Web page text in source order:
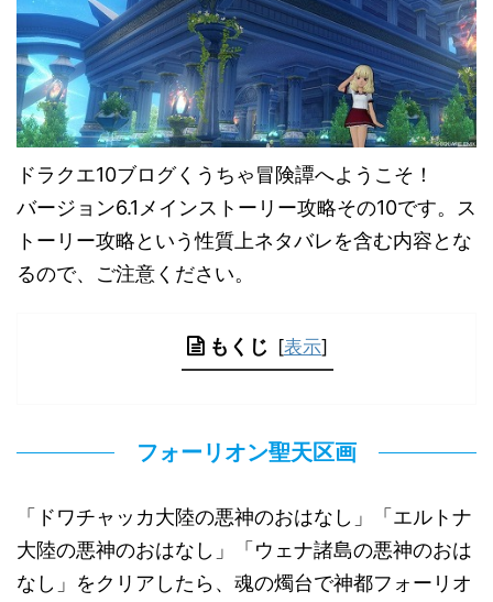
ドラクエ10ブログくうちゃ冒険譚へようこそ！
バージョン6.1メインストーリー攻略その10です。ス
トーリー攻略という性質上ネタバレを含む内容とな
るので、ご注意ください。
もくじ [表示]
フォーリオン聖天区画
「ドワチャッカ大陸の悪神のおはなし」「エルトナ
大陸の悪神のおはなし」「ウェナ諸島の悪神のおは
なし」をクリアしたら、魂の燭台で神都フォーリオ